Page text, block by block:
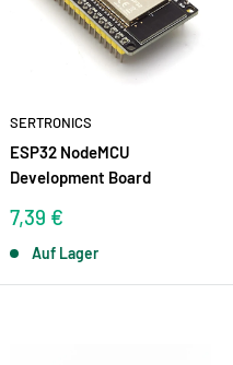
SERTRONICS
ESP32 NodeMCU
Development Board
Sonderpreis
7,39 €
Auf Lager